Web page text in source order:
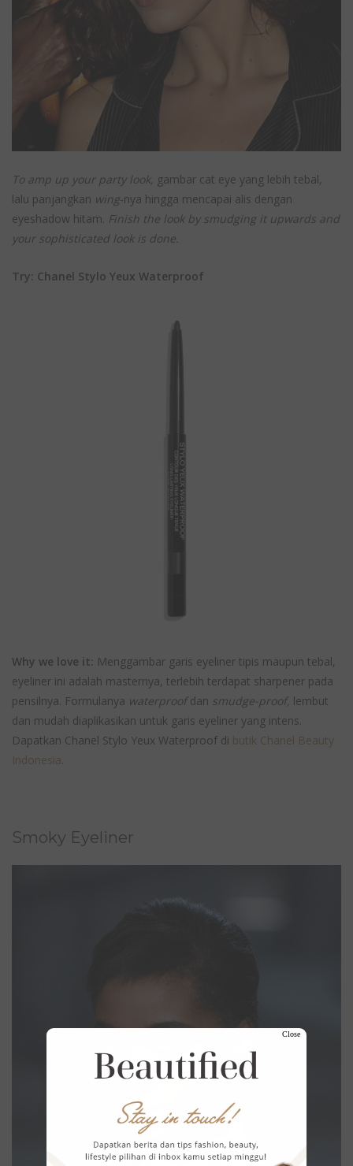
To amp up your party look, gambar cat eye yang lebih tebal,
lalu panjangkan wing-nya hingga mencapai alis dengan
eyeshadow hitam. Finish the look by smudging it upwards and
your sophisticated look is done.
Try: Chanel Stylo Yeux Waterproof
Why we love it: Menggambar garis eyeliner tipis maupun tebal,
eyeliner ini adalah masternya, terlebih terdapat sharpener pada
pensilnya. Formulanya waterproof dan smudge-proof, lembut
dan mudah diaplikasikan untuk garis eyeliner yang intens.
Dapatkan Chanel Stylo Yeux Waterproof di butik Chanel Beauty
Indonesia.
Smoky Eyeliner
Close